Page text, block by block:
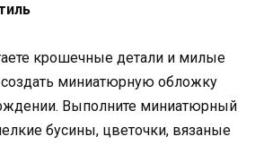
крошечные детали и милые
миниатюрную обложку
Выполните миниатюрный
бусины, цветочки, вязаные